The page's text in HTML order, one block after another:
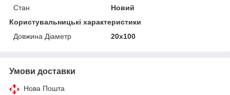
Стан
Новий
Користувальницькі характеристики
Довжина Діаметр
20х100
Умови доставки
Нова Пошта